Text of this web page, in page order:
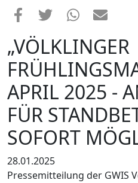
„VÖLKLINGER
APRIL 2025 -
FÜR
SOFORT
28.01.2025
Pressemitteilung der GWIS